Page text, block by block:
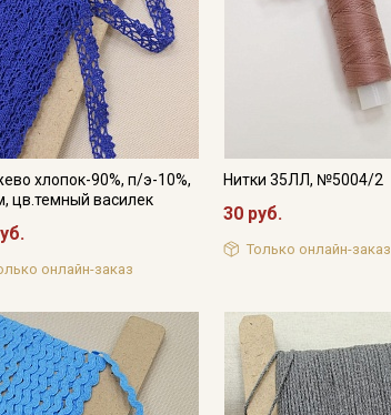
хлопок-90%, п/э-10%,
цв.темный василек
онлайн-заказ
Нитки 35ЛЛ, №5004/2
30 руб.
Только онлайн-заказ